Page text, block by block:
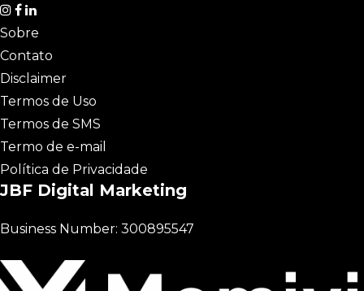
Sobre
Contato
Disclaimer
Termos de Uso
Termos de SMS
Termo de e-mail
Política de Privacidade
JBF Digital Marketing
Business Number: 300895547